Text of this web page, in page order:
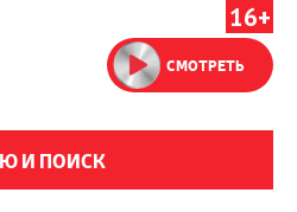
16+
СМОТРЕТЬ
И ПОИСК